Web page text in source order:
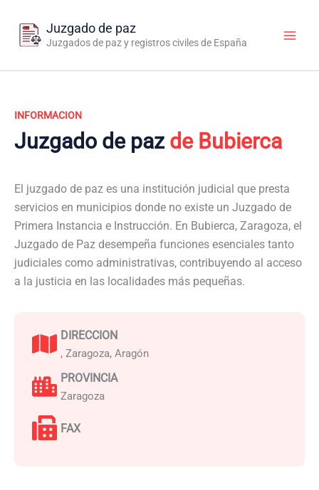
contenido
Juzgado de paz
Juzgados de paz y registros civiles de España
INFORMACION
Juzgado de paz de Bubierca
El juzgado de paz es una institución judicial que presta
servicios en municipios donde no existe un Juzgado de
Primera Instancia e Instrucción. En Bubierca, Zaragoza, el
Juzgado de Paz desempeña funciones esenciales tanto
judiciales como administrativas, contribuyendo al acceso
a la justicia en las localidades más pequeñas.
DIRECCION
, Zaragoza, Aragón
PROVINCIA
Zaragoza
FAX